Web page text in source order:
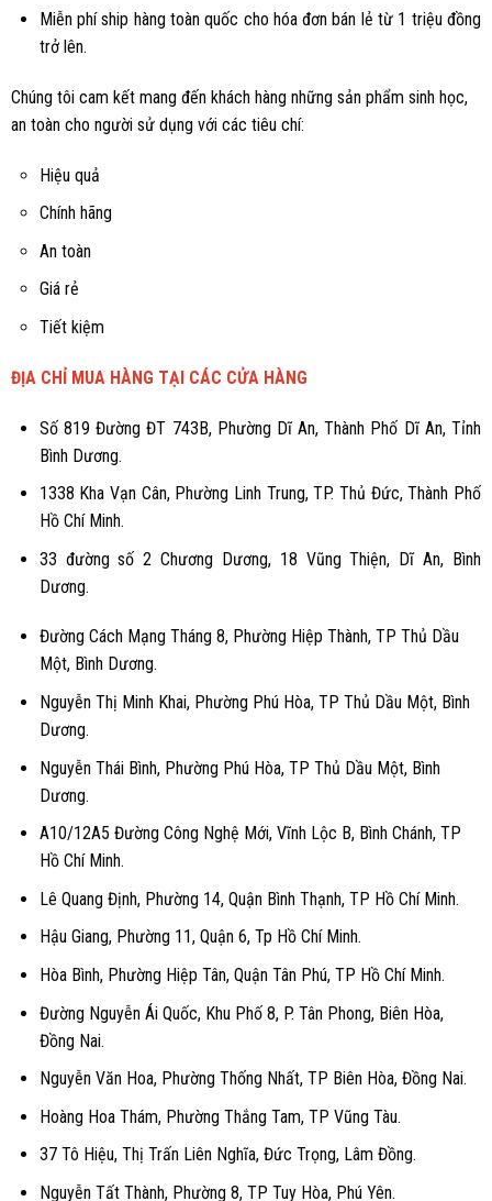
Miễn phí ship hàng toàn quốc cho hóa đơn bán lẻ từ 1 triệu đồng
trở lên.
Chúng tôi cam kết mang đến khách hàng những sản phẩm sinh học,
an toàn cho người sử dụng với các tiêu chí:
Hiệu quả
Chính hãng
An toàn
Giá rẻ
Tiết kiệm
ĐỊA CHỈ MUA HÀNG TẠI CÁC CỬA HÀNG
Số 819 Đường ĐT 743B, Phường Dĩ An, Thành Phố Dĩ An, Tỉnh
Bình Dương.
1338 Kha Vạn Cân, Phường Linh Trung, TP. Thủ Đức, Thành Phố
Hồ Chí Minh.
33 đường số 2 Chương Dương, 18 Vũng Thiện, Dĩ An, Bình
Dương.
Đường Cách Mạng Tháng 8, Phường Hiệp Thành, TP Thủ Dầu
Một, Bình Dương.
Nguyễn Thị Minh Khai, Phường Phú Hòa, TP Thủ Dầu Một, Bình
Dương.
Nguyễn Thái Bình, Phường Phú Hòa, TP Thủ Dầu Một, Bình
Dương.
A10/12A5 Đường Công Nghệ Mới, Vĩnh Lộc B, Bình Chánh, TP
Hồ Chí Minh.
Lê Quang Định, Phường 14, Quận Bình Thạnh, TP Hồ Chí Minh.
Hậu Giang, Phường 11, Quận 6, Tp Hồ Chí Minh.
Hòa Bình, Phường Hiệp Tân, Quận Tân Phú, TP Hồ Chí Minh.
Đường Nguyễn Ái Quốc, Khu Phố 8, P. Tân Phong, Biên Hòa,
Đồng Nai.
Nguyễn Văn Hoa, Phường Thống Nhất, TP Biên Hòa, Đồng Nai.
Hoàng Hoa Thám, Phường Thắng Tam, TP Vũng Tàu.
37 Tô Hiệu, Thị Trấn Liên Nghĩa, Đức Trọng, Lâm Đồng.
Nguyễn Tất Thành, Phường 8, TP Tuy Hòa, Phú Yên.